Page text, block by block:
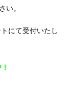
い。
にて受付いたし